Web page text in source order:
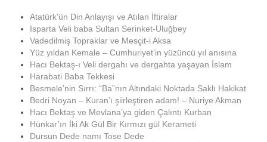
Atatürk’ün Din Anlayışı ve Atılan İftiralar
Isparta Veli baba Sultan Serinket-Uluğbey
Vadedilmiş Topraklar ve Mesçit-i Aksa
Yüz yıldan Kemale – Cumhuriyet’in yüzüncü yıl anısına
Hacı Bektaş-ı Veli dergahı ve dergahta yaşayan İslam
Harabati Baba Tekkesi
Besmele’nin Sırrı: “Ba”nın Altındaki Noktada Saklı Hakikat
Bedri Noyan – Kuran’ı şiirleştiren adam! – Nuriye Akman
Hacı Bektaş ve Mevlana’ya giden Çalıntı Kurban
Hünkar’ın İki Ak Gül Bir Kırmızı gül Kerameti
Dursun Dede namı Tose Dede